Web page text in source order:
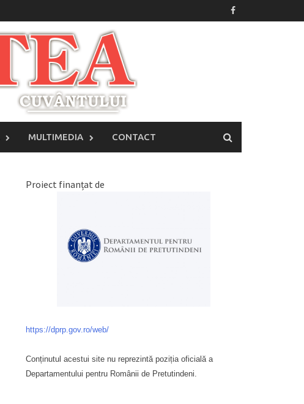
MULTIMEDIA CONTACT
Proiect finanțat de
https://dprp.gov.ro/web/
Conținutul acestui site nu reprezintă poziția oficială a
Departamentului pentru Românii de Pretutindeni.